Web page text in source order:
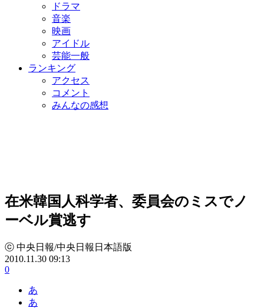
ドラマ
音楽
映画
アイドル
芸能一般
ランキング
アクセス
コメント
みんなの感想
在米韓国人科学者、委員会のミスでノ
ーベル賞逃す
ⓒ 中央日報/中央日報日本語版
2010.11.30 09:13
0
あ
あ